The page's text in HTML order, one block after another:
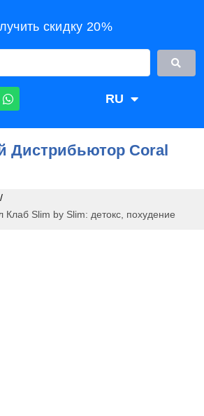
скидку 20%
RU
UA
Дистрибьютор Coral
/
Slim by Slim: детокс, похудение